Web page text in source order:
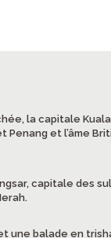
la capitale
Penang et l’âme
capitale des
une balade en